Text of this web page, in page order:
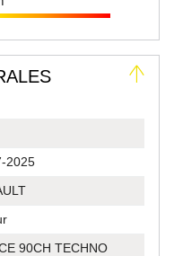
hésitation. Et
mots en me
profitez de
2025
90CH TECHNO